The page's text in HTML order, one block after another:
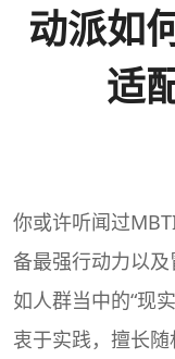
动派如
适
你或许听闻过
备最强行动力以
如人群当中的“现
衷于实践，擅长